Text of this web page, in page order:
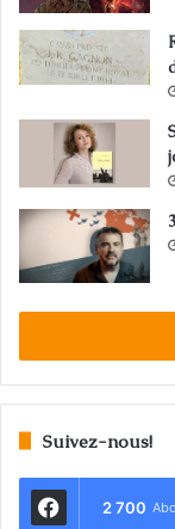
Suivez-nous!
2 700